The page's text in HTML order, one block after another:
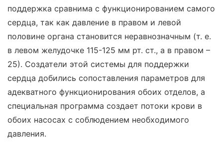
поддержка сравнима с функционированием самого
сердца, так как давление в правом и левой
половине органа становится неравнозначным (т. е.
в левом желудочке 115-125 мм рт. ст., а в правом –
25). Создатели этой системы для поддержки
сердца добились сопоставления параметров для
адекватного функционирования обоих отделов, а
специальная программа создает потоки крови в
обоих насосах с соблюдением необходимого
давления.